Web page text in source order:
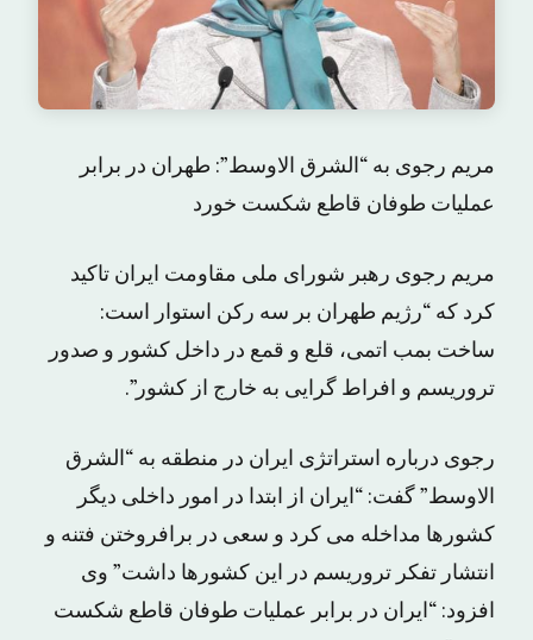
مریم رجوی به “الشرق الاوسط”: طهران در برابر
عملیات طوفان قاطع شکست خورد
مریم رجوی رهبر شورای ملی مقاومت ایران تاکید
کرد که “رژیم طهران بر سه رکن استوار است:
ساخت بمب اتمی، قلع و قمع در داخل کشور و صدور
تروریسم و افراط گرایی به خارج از کشور”.
رجوی درباره استراتژی ایران در منطقه به “الشرق
الاوسط” گفت: “ایران از ابتدا در امور داخلی دیگر
کشورها مداخله می کرد و سعی در برافروختن فتنه و
انتشار تفکر تروریسم در این کشورها داشت” وی
افزود: “ایران در برابر عملیات طوفان قاطع شکست